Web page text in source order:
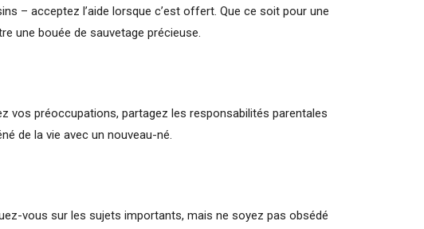
– acceptez l’aide lorsque c’est offert. Que ce soit pour une
une bouée de sauvetage précieuse.
vos préoccupations, partagez les responsabilités parentales
de la vie avec un nouveau-né.
vous sur les sujets importants, mais ne soyez pas obsédé